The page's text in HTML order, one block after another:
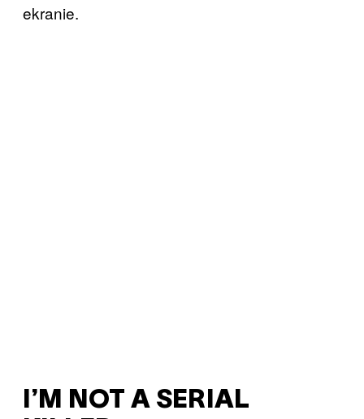
ekranie.
I’M NOT A SERIAL